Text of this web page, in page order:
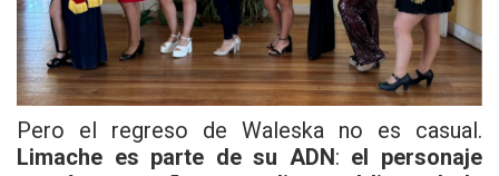
Pero el regreso de Waleska no es casual.
Limache es parte de su ADN: el personaje